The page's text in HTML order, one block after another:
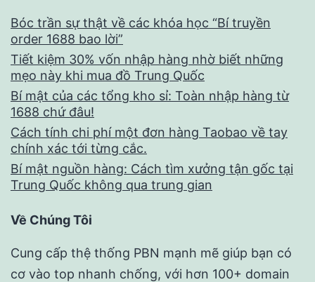
Bóc trần sự thật về các khóa học “Bí truyền
order 1688 bao lời”
Tiết kiệm 30% vốn nhập hàng nhờ biết những
mẹo này khi mua đồ Trung Quốc
Bí mật của các tổng kho sỉ: Toàn nhập hàng từ
1688 chứ đâu!
Cách tính chi phí một đơn hàng Taobao về tay
chính xác tới từng cắc.
Bí mật nguồn hàng: Cách tìm xưởng tận gốc tại
Trung Quốc không qua trung gian
Về Chúng Tôi
Cung cấp thệ thống PBN mạnh mẽ giúp bạn có
cơ vào top nhanh chống, với hơn 100+ domain